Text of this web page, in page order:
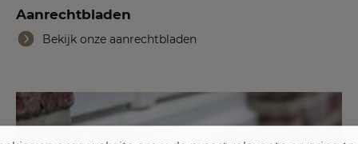
Aanrechtbladen
Bekijk onze aanrechtbladen